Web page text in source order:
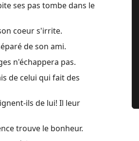
ses pas tombe dans le
coeur s'irrite.
de son ami.
n'échappera pas.
de celui qui fait des
ils de lui! Il leur
trouve le bonheur.